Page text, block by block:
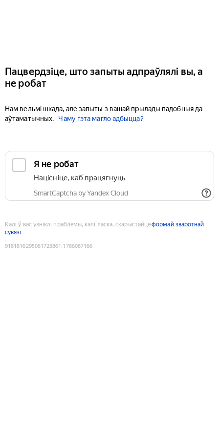
Пацвердзіце, што запыты адпраўлялі вы, а
не робат
Нам вельмі шкада, але запыты з вашай прылады падобныя да
аўтаматычных.
Чаму гэта магло адбыцца?
Я не робат
Націсніце, каб працягнуць
SmartCaptcha by Yandex Cloud
Калі ў вас узніклі праблемы, калі ласка, скарыстайцеформай зваротнай
сувязі
9181816295061723861 :1786087166